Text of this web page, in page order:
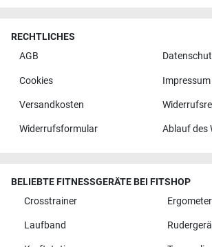
RECHTLICHES
AGB
Cookies Impressum
Versandkosten
Widerrufsformular Ablauf des
BELIEBTE FITNESSGERÄTE BEI FITSHOP
Crosstrainer
Ergometer
Laufband